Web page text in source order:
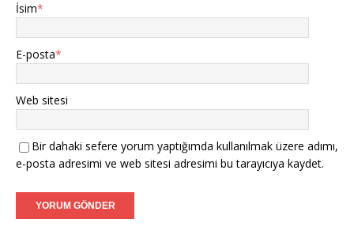
İsim*
E-posta*
Web sitesi
Bir dahaki sefere yorum yaptığımda kullanılmak üzere adımı,
e-posta adresimi ve web sitesi adresimi bu tarayıcıya kaydet.